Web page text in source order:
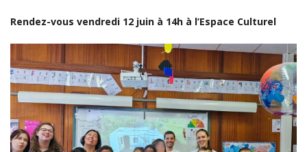
Rendez-vous vendredi 12 juin à 14h à l’Espace Culturel